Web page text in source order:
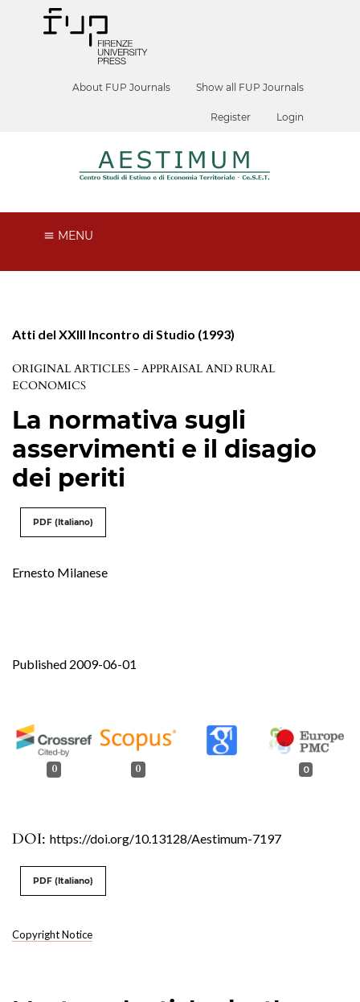
About FUP Journals Show all FUP Journals
Register Login
MENU
Atti del XXIII Incontro di Studio (1993)
ORIGINAL ARTICLES - APPRAISAL AND RURAL
ECONOMICS
La normativa sugli
asservimenti e il disagio
dei periti
PDF (Italiano)
Ernesto Milanese
DOI: https://doi.org/10.13128/Aestimum-7197
Published 2009-06-01
Copyright Notice
0 0 0
PDF (Italiano)